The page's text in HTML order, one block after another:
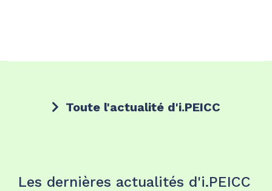
Toute l'actualité d'i.PEICC
Les dernières actualités d'i.PEICC